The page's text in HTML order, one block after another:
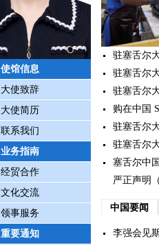
使馆信息
大使致辞
大使简历
联系我们
业务指南
经贸合作
文化交流
领事服务
重要通知
驻塞舌尔
驻塞舌尔
驻塞舌尔
购在中国
驻塞舌尔
驻塞舌尔
塞舌尔中
严正声明
中国要闻
李强会见